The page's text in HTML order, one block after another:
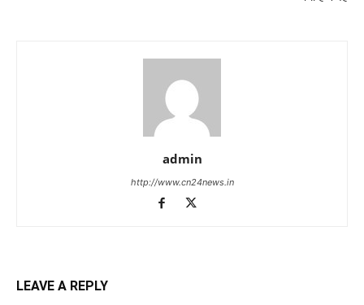
admin
http://www.cn24news.in
LEAVE A REPLY